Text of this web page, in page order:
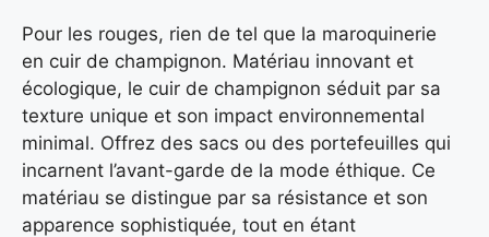
Pour les rouges, rien de tel que la maroquinerie
en cuir de champignon. Matériau innovant et
écologique, le cuir de champignon séduit par sa
texture unique et son impact environnemental
minimal. Offrez des sacs ou des portefeuilles qui
incarnent l’avant-garde de la mode éthique. Ce
matériau se distingue par sa résistance et son
apparence sophistiquée, tout en étant